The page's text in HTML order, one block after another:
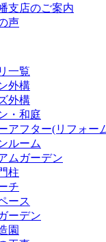
支店のご案内
声
一覧
外構
外構
・和庭
アフター(リフォー
ルーム
ムガーデン
柱
チ
ース
ーデン
園